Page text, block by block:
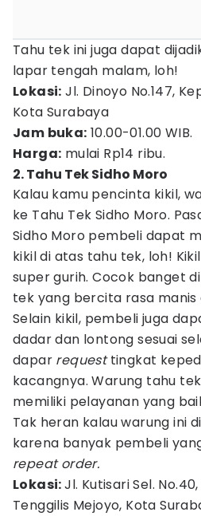
Tahu tek ini juga dapat
lapar tengah malam, loh!
Lokasi: Jl. Dinoyo No.147,
Kota Surabaya
Jam buka: 10.00-01.00 WIB.
Harga: mulai Rp14 ribu.
2. Tahu Tek Sidho Moro
Kalau kamu pencinta kikil,
ke Tahu Tek Sidho Moro.
Sidho Moro pembeli dapat
kikil di atas tahu tek, loh!
super gurih. Cocok banget
tek yang bercita rasa manis
Selain kikil, pembeli juga
dadar dan lontong sesuai
dapar requesttingkat
kacangnya. Warung tahu
memiliki pelayanan yang
Tak heran kalau warung ini
karena banyak pembeli
repeat order.
Lokasi:Jl. Kutisari Sel.
Tenggilis Mejoyo, Kota